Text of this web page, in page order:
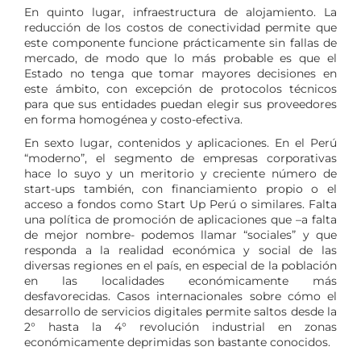
En quinto lugar, infraestructura de alojamiento. La
reducción de los costos de conectividad permite que
este componente funcione prácticamente sin fallas de
mercado, de modo que lo más probable es que el
Estado no tenga que tomar mayores decisiones en
este ámbito, con excepción de protocolos técnicos
para que sus entidades puedan elegir sus proveedores
en forma homogénea y costo-efectiva.
En sexto lugar, contenidos y aplicaciones. En el Perú
“moderno”, el segmento de empresas corporativas
hace lo suyo y un meritorio y creciente número de
start-ups también, con financiamiento propio o el
acceso a fondos como Start Up Perú o similares. Falta
una política de promoción de aplicaciones que –a falta
de mejor nombre- podemos llamar “sociales” y que
responda a la realidad económica y social de las
diversas regiones en el país, en especial de la población
en las localidades económicamente más
desfavorecidas. Casos internacionales sobre cómo el
desarrollo de servicios digitales permite saltos desde la
2° hasta la 4° revolución industrial en zonas
económicamente deprimidas son bastante conocidos.